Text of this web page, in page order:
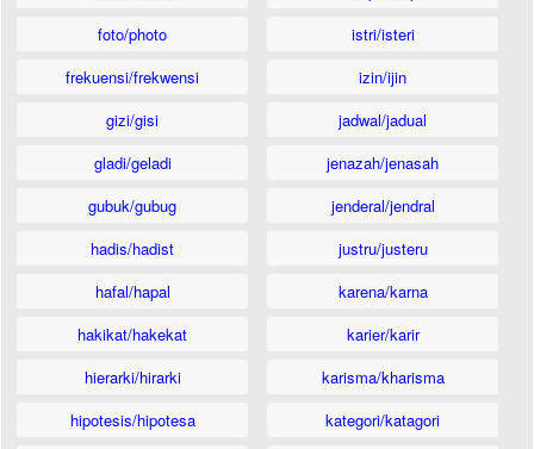
foto/photo
frekuensi/frekwensi
gizi/gisi
gladi/geladi
gubuk/gubug
hadis/hadist
hafal/hapal
hakikat/hakekat
hierarki/hirarki
hipotesis/hipotesa
istri/isteri
izin/ijin
jadwal/jadual
jenazah/jenasah
jenderal/jendral
justru/justeru
karena/karna
karier/karir
karisma/kharisma
kategori/katagori